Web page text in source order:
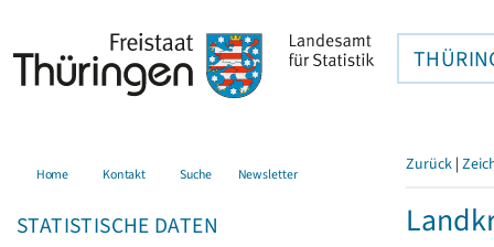
Home Kontakt Suche Newsletter
STATISTISCHE DATEN
Zurück |